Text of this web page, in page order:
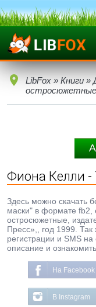
LibFox » Книги »
остросюжетные
Фиона Келли -
Здесь можно скачать
маски" в формате fb2,
остросюжетные,
Пресс»,, год 1999.
регистрации и SMS
описание и
На Facebook
В Instagram